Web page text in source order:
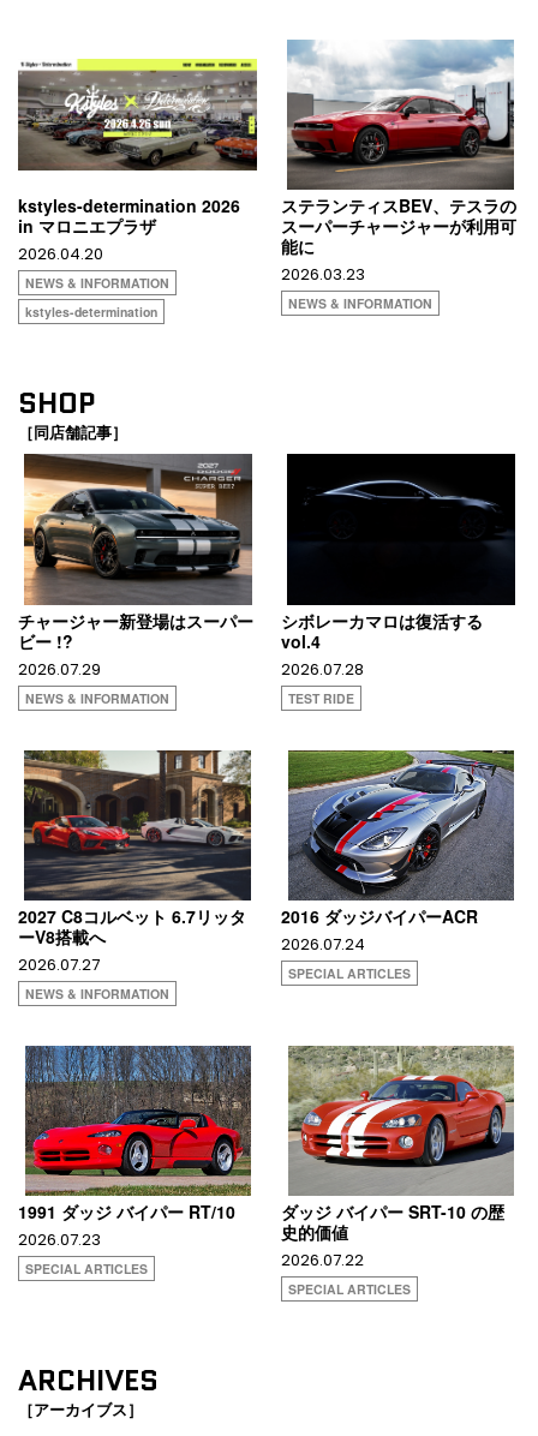
kstyles-determination 2026
in マロニエプラザ
2026.04.20
NEWS & INFORMATION
kstyles-determination
ステランティスBEV、テスラの
スーパーチャージャーが利用可
能に
2026.03.23
NEWS & INFORMATION
SHOP
［同店舗記事］
チャージャー新登場はスーパー
ビー !?
2026.07.29
NEWS & INFORMATION
シボレーカマロは復活する
vol.4
2026.07.28
TEST RIDE
2027 C8コルベット 6.7リッタ
ーV8搭載へ
2026.07.27
NEWS & INFORMATION
2016 ダッジバイパーACR
2026.07.24
SPECIAL ARTICLES
1991 ダッジ バイパー RT/10
2026.07.23
SPECIAL ARTICLES
ダッジ バイパー SRT-10 の歴
史的価値
2026.07.22
SPECIAL ARTICLES
ARCHIVES
［アーカイブス］